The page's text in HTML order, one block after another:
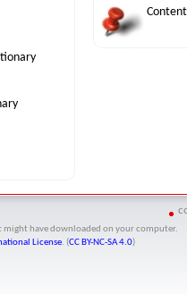
might have downloaded on your computer.
License. (CC BY-NC-SA 4.0)